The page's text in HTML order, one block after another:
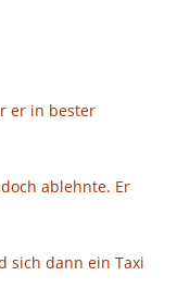
er in bester
ablehnte. Er
sich dann ein Taxi